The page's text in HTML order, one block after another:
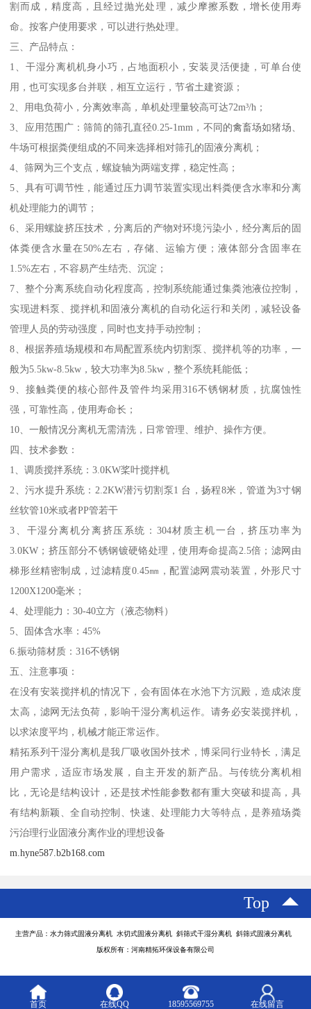
割而成，精度高，且经过抛光处理，减少摩擦系数，增长使用寿
命。按客户使用要求，可以进行热处理。
三、产品特点：
1、干湿分离机机身小巧，占地面积小，安装灵活便捷，可单台使
用，也可实现多台并联，相互立运行，节省土建资源；
2、用电负荷小，分离效率高，单机处理量较高可达72m³/h；
3、应用范围广：筛筒的筛孔直径0.25-1mm，不同的禽畜场如猪场、
牛场可根据粪便组成的不同来选择相对筛孔的固液分离机；
4、筛网为三个支点，螺旋轴为两端支撑，稳定性高；
5、具有可调节性，能通过压力调节装置实现出料粪便含水率和分离
机处理能力的调节；
6、采用螺旋挤压技术，分离后的产物对环境污染小，经分离后的固
体粪便含水量在50%左右，存储、运输方便；液体部分含固率在
1.5%左右，不容易产生结壳、沉淀；
7、整个分离系统自动化程度高，控制系统能通过集粪池液位控制，
实现进料泵、搅拌机和固液分离机的自动化运行和关闭，减轻设备
管理人员的劳动强度，同时也支持手动控制；
8、根据养殖场规模和布局配置系统内切割泵、搅拌机等的功率，一
般为5.5kw-8.5kw，较大功率为8.5kw，整个系统耗能低；
9、接触粪便的核心部件及管件均采用316不锈钢材质，抗腐蚀性
强，可靠性高，使用寿命长；
10、一般情况分离机无需清洗，日常管理、维护、操作方便。
四、技术参数：
1、调质搅拌系统：3.0KW桨叶搅拌机
2、污水提升系统：2.2KW潜污切割泵1 台，扬程8米，管道为3寸钢
丝软管10米或者PP管若干
3、干湿分离机分离挤压系统：304材质主机一台，挤压功率为
3.0KW；挤压部分不锈钢镀硬铬处理，使用寿命提高2.5倍；滤网由
梯形丝精密制成，过滤精度0.45㎜，配置滤网震动装置，外形尺寸
1200X1200毫米；
4、处理能力：30-40立方（液态物料）
5、固体含水率：45%
6.振动筛材质：316不锈钢
五、注意事项：
在没有安装搅拌机的情况下，会有固体在水池下方沉殿，造成浓度
太高，滤网无法负荷，影响干湿分离机运作。请务必安装搅拌机，
以求浓度平均，机械才能正常运作。
精拓系列干湿分离机是我厂吸收国外技术，博采同行业特长，满足
用户需求，适应市场发展，自主开发的新产品。与传统分离机相
比，无论是结构设计，还是技术性能参数都有重大突破和提高，具
有结构新颖、全自动控制、快速、处理能力大等特点，是养殖场粪
污治理行业固液分离作业的理想设备
m.hyne587.b2b168.com
Top
主营产品：水力筛式固液分离机 水切式固液分离机 斜筛式干湿分离机 斜筛式固液分离机
版权所有：河南精拓环保设备有限公司
首页 在线QQ 18595569755 在线留言